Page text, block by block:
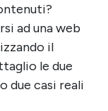
ad una web
il
le due
due casi reali